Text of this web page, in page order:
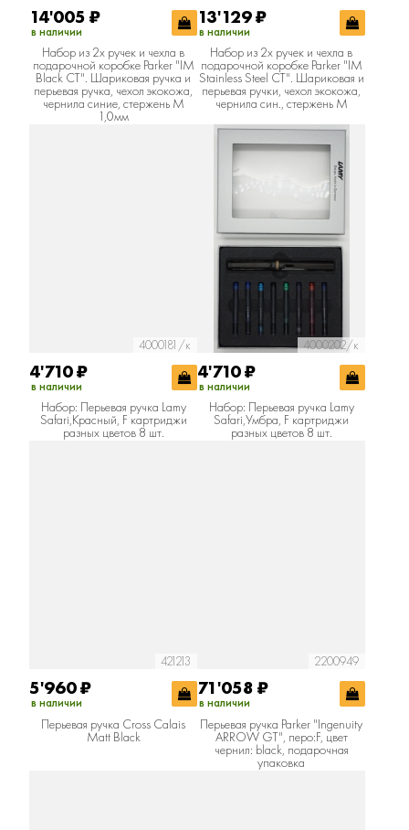
14'005 ₽
в наличии
Набор из 2х ручек и чехла в
подарочной коробке Parker "IM
Black CT". Шариковая ручка и
перьевая ручка, чехол экокожа,
чернила синие, стержень М
1,0мм
13'129₽
в наличии
Набор из 2х ручек и чехла в
подарочной коробке Parker "IM
Stainless Steel CT". Шариковая и
перьевая ручки, чехол экокожа,
чернила син., стержень М
4000181/к
4'710₽
в наличии
Набор: Перьевая ручка Lamy
Safari,Красный, F картриджи
разных цветов 8 шт.
4000202/к
4'710₽
в наличии
Набор: Перьевая ручка Lamy
Safari,Умбра, F картриджи
разных цветов 8 шт.
421213
5'960₽
в наличии
Перьевая ручка Cross Calais
Matt Black
2200949
71'058 ₽
в наличии
Перьевая ручка Parker "Ingenuity
ARROW GT", перо:F, цвет
чернил: black, подарочная
упаковка